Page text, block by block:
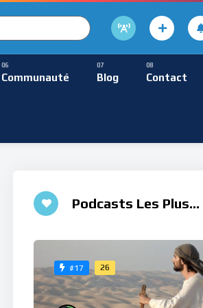
Lecture
Communauté Blog Contact
Méditative
Podcasts Les Plus
#17 26